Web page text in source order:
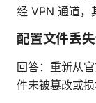
经 VPN 通道，
配置文件丢失
回答：重新从
件未被篡改或损